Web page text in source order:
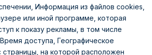
Информация из файлов cookies,
или иной программе, которая
к показу рекламы, в том числе
доступа, Географическое
на которой расположен